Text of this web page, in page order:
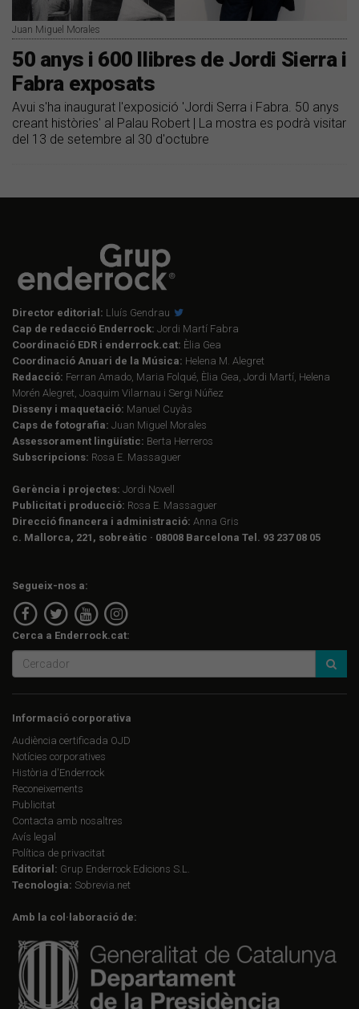
Juan Miguel Morales
50 anys i 600 llibres de Jordi Sierra i
Fabra exposats
Avui s'ha inaugurat l'exposició 'Jordi Serra i Fabra. 50 anys
creant històries' al Palau Robert | La mostra es podrà visitar
del 13 de setembre al 30 d'octubre
Director editorial: Lluís Gendrau
Cap de redacció Enderrock: Jordi Martí Fabra
Coordinació EDR i enderrock.cat: Èlia Gea
Coordinació Anuari de la Música: Helena M. Alegret
Redacció: Ferran Amado, Maria Folqué, Èlia Gea, Jordi Martí, Helena
Morén Alegret, Joaquim Vilarnau i Sergi Núñez
Disseny i maquetació: Manuel Cuyàs
Caps de fotografia: Juan Miguel Morales
Assessorament lingüístic: Berta Herreros
Subscripcions: Rosa E. Massaguer
Gerència i projectes: Jordi Novell
Publicitat i producció: Rosa E. Massaguer
Direcció financera i administració: Anna Gris
c. Mallorca, 221, sobreàtic · 08008 Barcelona Tel. 93 237 08 05
Segueix-nos a:
Cerca a Enderrock.cat:
Informació corporativa
Audiència certificada OJD
Notícies corporatives
Història d'Enderrock
Reconeixements
Publicitat
Contacta amb nosaltres
Avís legal
Política de privacitat
Editorial: Grup Enderrock Edicions S.L.
Tecnologia: Sobrevia.net
Amb la col·laboració de: